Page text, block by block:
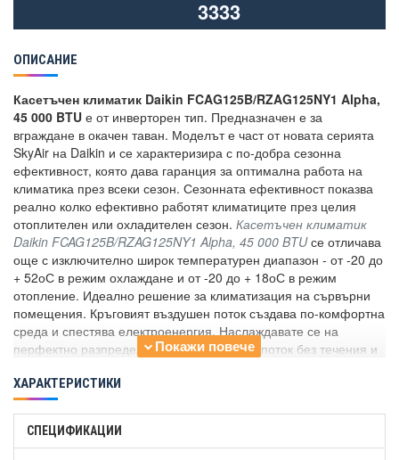
3333
ОПИСАНИЕ
Касетъчен климатик Daikin FCAG125B/RZAG125NY1 Alpha,
45 000 BTU е от инверторен тип. Предназначен е за
вграждане в окачен таван. Моделът е част от новата серията
SkyAir на Daikin и се характеризира с по-добра сезонна
ефективност, която дава гаранция за оптимална работа на
климатика през всеки сезон. Сезонната ефективност показва
реално колко ефективно работят климатиците през целия
отоплителен или охладителен сезон. Касетъчен климатик
Daikin FCAG125B/RZAG125NY1 Alpha, 45 000 BTUсе отличава
още с изключително широк температурен диапазон - от -20 до
+ 52оС в режим охлаждане и от -20 до + 18оС в режим
отопление. Идеално решение за климатизация на сървърни
помещения. Кръговият въздушен поток създава по-комфортна
среда и спестява електроенергия. Наслаждавате се на
перфектно разпределение на въздушния поток без течения и
между режимите охлаждане и отопление, за да достигне
зададената температура.
*Работи с трифазен ток.
Други по-важни харктеристики
ХАРАКТЕРИСТИКИ
СПЕЦИФИКАЦИИ